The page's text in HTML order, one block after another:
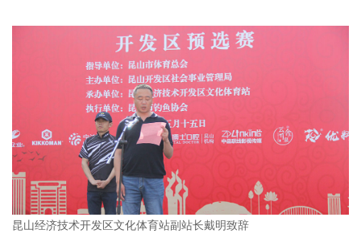
昆山经济技术开发区文化体育站副站长戴明致辞